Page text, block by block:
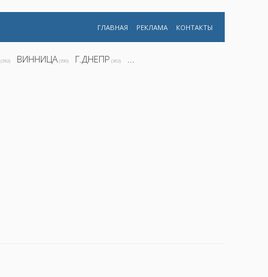
ГЛАВНАЯ РЕКЛАМА КОНТАКТЫ
(392) ВИННИЦА (390) Г.ДНЕПР (362) ...